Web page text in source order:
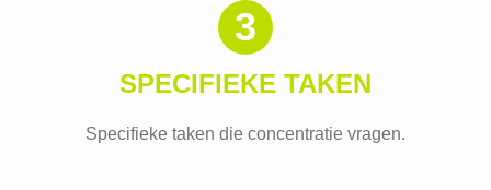
3
SPECIFIEKE TAKEN
Specifieke taken die concentratie vragen.